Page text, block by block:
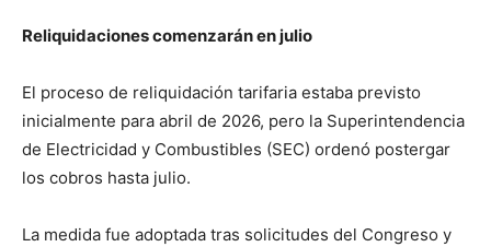
Reliquidaciones comenzarán en julio
El proceso de reliquidación tarifaria estaba previsto
inicialmente para abril de 2026, pero la Superintendencia
de Electricidad y Combustibles (SEC) ordenó postergar
los cobros hasta julio.
La medida fue adoptada tras solicitudes del Congreso y